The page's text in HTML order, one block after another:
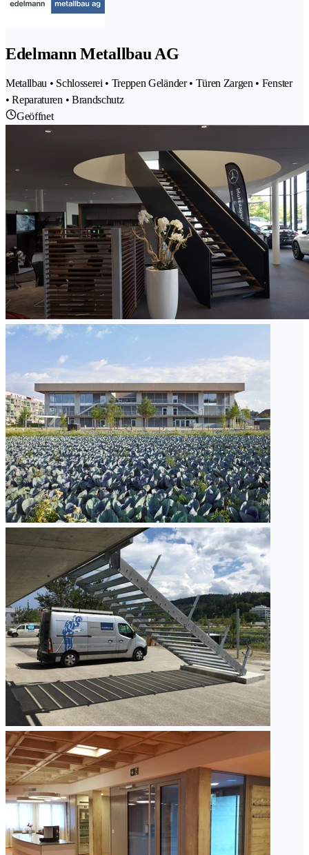
Edelmann Metallbau AG
Metallbau • Schlosserei • Treppen Geländer • Türen Zargen • Fenster
• Reparaturen • Brandschutz
Geöffnet